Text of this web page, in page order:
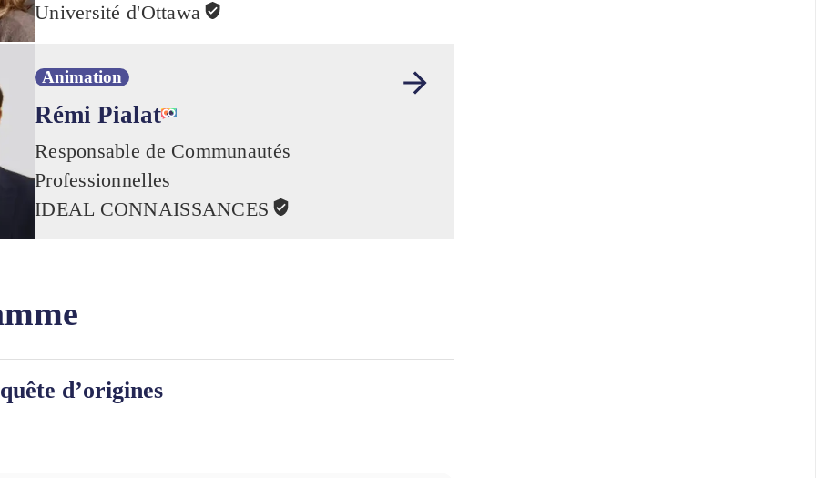
Université d'Ottawa
Animation
Rémi Pialat
Responsable de Communautés
Professionnelles
IDEAL CONNAISSANCES
d’origines